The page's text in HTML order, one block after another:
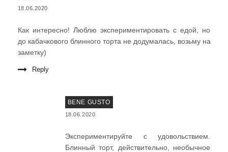
18.06.2020
Как интересно! Люблю экспериментировать с едой, но
до кабачкового блинного торта не додумалась, возьму на
заметку)
Reply
BENE GUSTO
18.06.2020
Экспериментируйте с удовольствием.
Блинный торт, действительно, необычное